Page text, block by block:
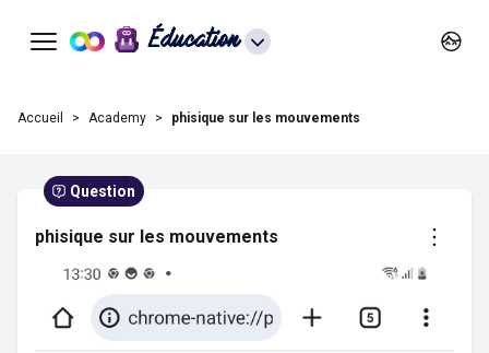
Éducation
Accueil Academy phisique sur les mouvements
Question
phisique sur les mouvements